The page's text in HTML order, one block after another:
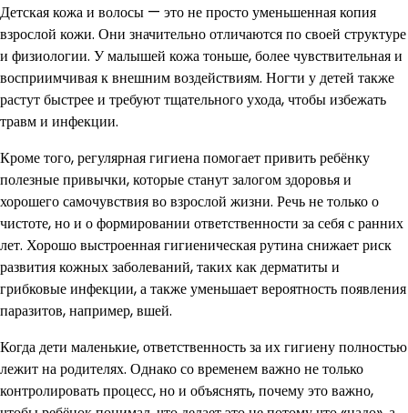
Детская кожа и волосы — это не просто уменьшенная копия
взрослой кожи. Они значительно отличаются по своей структуре
и физиологии. У малышей кожа тоньше, более чувствительная и
восприимчивая к внешним воздействиям. Ногти у детей также
растут быстрее и требуют тщательного ухода, чтобы избежать
травм и инфекции.
Кроме того, регулярная гигиена помогает привить ребёнку
полезные привычки, которые станут залогом здоровья и
хорошего самочувствия во взрослой жизни. Речь не только о
чистоте, но и о формировании ответственности за себя с ранних
лет. Хорошо выстроенная гигиеническая рутина снижает риск
развития кожных заболеваний, таких как дерматиты и
грибковые инфекции, а также уменьшает вероятность появления
паразитов, например, вшей.
Когда дети маленькие, ответственность за их гигиену полностью
лежит на родителях. Однако со временем важно не только
контролировать процесс, но и объяснять, почему это важно,